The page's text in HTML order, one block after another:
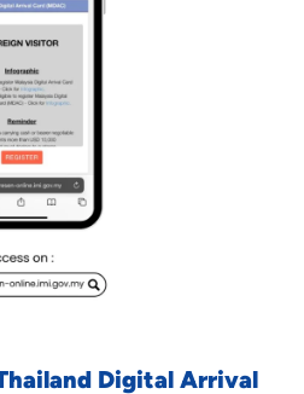
Digital Arrival